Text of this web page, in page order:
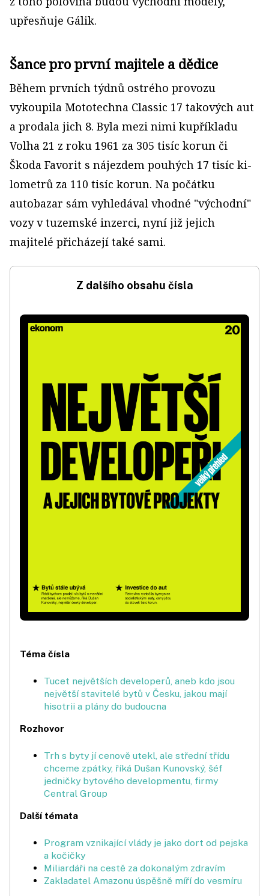
upřesňuje Gálik.
Šance pro první majitele a dědice
Během prvních týdnů ostrého provozu
vykoupila Mototechna Classic 17 takových aut
a prodala jich 8. Byla mezi nimi kupříkladu
Volha 21 z roku 1961 za 305 tisíc korun či
Škoda Favorit s nájezdem pouhých 17 tisíc ki­
lometrů za 110 tisíc korun. Na počátku
autobazar sám vyhledával vhodné "východní"
vozy v tuzemské inzerci, nyní již jejich
majitelé přicházejí také sami.
Z dalšího obsahu čísla
Téma čísla
Tucet největších developerů, aneb kdo jsou
největší stavitelé bytů v Česku, jakou mají
hisotrii a plány do budoucna
Rozhovor
Trh s byty jí cenově utekl, ale střední třídu
chceme zpátky, říká Dušan Kunovský, šéf
jedničky bytového developmentu, firmy
Central Group
Další témata
Program vznikající vlády je jako dort od pejska
a kočičky
Miliardáři na cestě za dokonalým zdravím
Zakladatel Amazonu úspěšně míří do vesmíru